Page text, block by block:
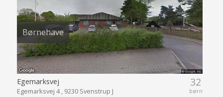
Børnehave
32
børn
Egemarksvej
Egemarksvej 4 , 9230 Svenstrup J